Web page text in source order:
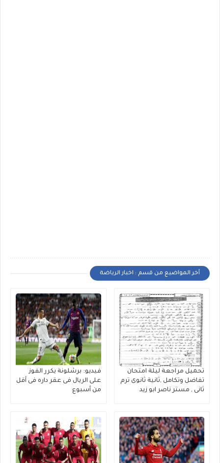
أخر المواضيع من قسم : اخبار الرياضة
تحميل مراجعة ليلة امتحان
تفاضل وتكامل ,ثانية ثانوى ترم
ثانى , مستر ناصر ابو زيد
فيديو: برشلونة يكرر الفوز
على الريال فى عقر داره فى أقل
من أسبوع